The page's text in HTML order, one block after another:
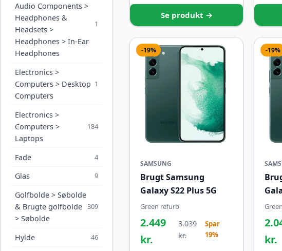
Audio Components >
Headphones &
Headsets >
Headphones > In-Ear
Headphones
1
Electronics >
Computers > Desktop
Computers
1
Electronics >
Computers >
Laptops
184
Fade 4
Glas 9
Golfbolde > Søbolde
& Brugte golfbolde
> Søbolde
309
Hylde 46
Se produkt →
-19%
SAMSUNG
Brugt Samsung
Galaxy S22 Plus 5G
Green refurb
2.449
kr.
3.039
kr.
Spar
19%
-19%
kr.